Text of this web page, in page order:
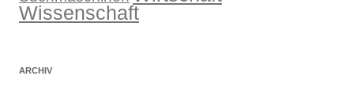
Wissenschaft
ARCHIV